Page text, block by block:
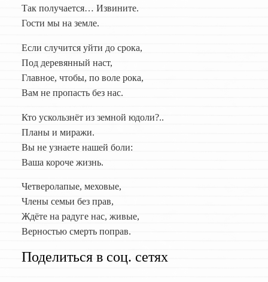
Так получается… Извините.
Гости мы на земле.
Если случится уйти до срока,
Под деревянный наст,
Главное, чтобы, по воле рока,
Вам не пропасть без нас.
Кто ускользнёт из земной юдоли?..
Планы и миражи.
Вы не узнаете нашей боли:
Ваша короче жизнь.
Четверолапые, меховые,
Члены семьи без прав,
Ждёте на радуге нас, живые,
Верностью смерть поправ.
Поделиться в соц. сетях